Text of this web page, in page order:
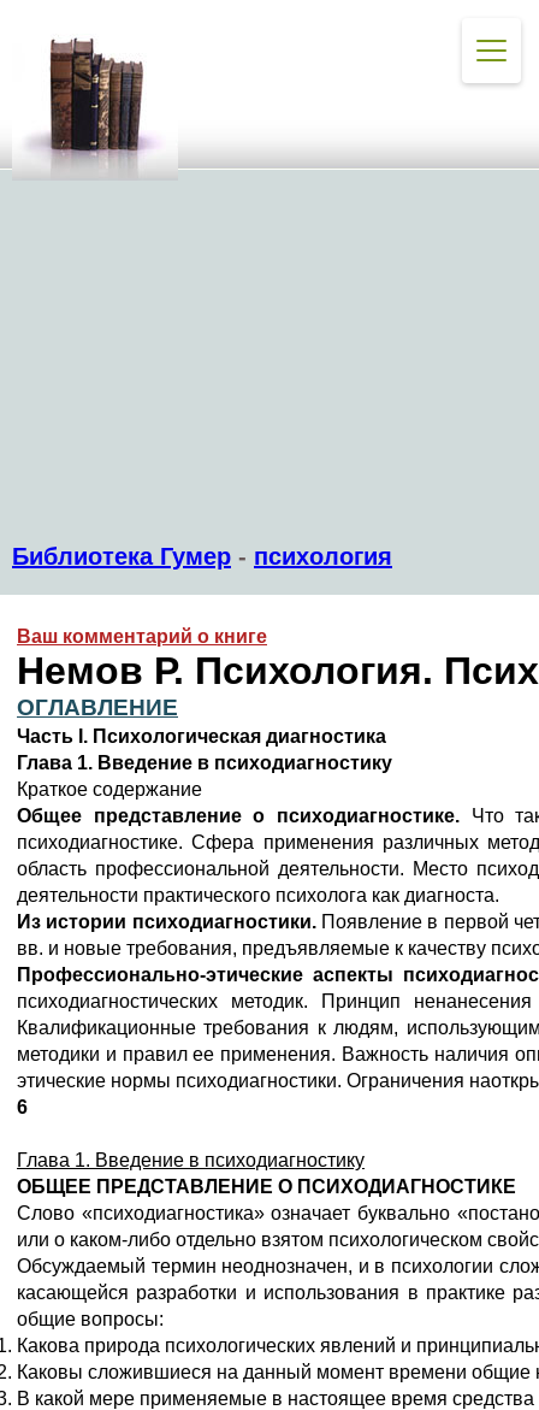
Библиотека Гумер - психология
Ваш комментарий о книге
Немов Р. Психология.
ОГЛАВЛЕНИЕ
Часть I. Психологическая диагностика
Глава 1. Введение в психодиагностику
Краткое содержание
Общее представление о психодиагностике. Что
психодиагностике. Сфера применения различных
область профессиональной деятельности. Место
деятельности практического психолога как диагноста.
Из истории психодиагностики. Появление в первой
вв. и новые требования, предъявляемые к качеству
Профессионально-этические аспекты
психодиагностических методик. Принцип
Квалификационные требования к людям, использующим
методики и правил ее применения. Важность наличия
этические нормы психодиагностики. Ограничения
6
Глава 1. Введение в психодиагностику
ОБЩЕЕ ПРЕДСТАВЛЕНИЕ О ПСИХОДИАГНОСТИКЕ
Слово «психодиагностика» означает буквально
или о каком-либо отдельно взятом психологическом
Обсуждаемый термин неоднозначен, и в психологии
касающейся разработки и использования в практике
общие вопросы:
Какова природа психологических явлений и
Каковы сложившиеся на данный момент времени общие
В какой мере применяемые в настоящее время